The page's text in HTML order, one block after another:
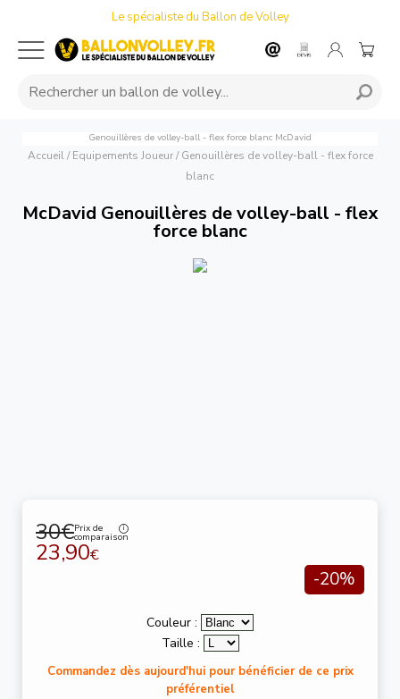
Le spécialiste du Ballon de Volley
Genouillères de volley-ball - flex force blanc McDavid
Accueil/ Equipements Joueur/ Genouillères de volley-ball - flex force
blanc
McDavid Genouillères de volley-ball - flex
force blanc
30€Prix de
comparaison
23,90€
-20%
Couleur :
Taille :
Commandez dès aujourd'hui pour bénéficier de ce prix
préférentiel